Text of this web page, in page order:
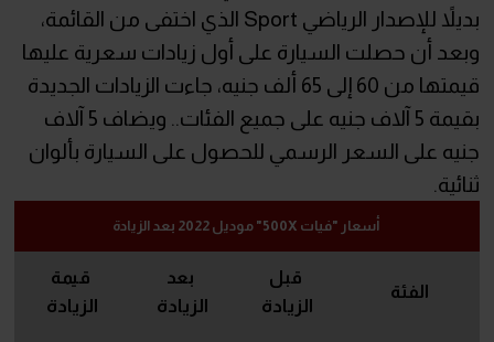
بديلاً للإصدار الرياضي Sport الذي اختفى من القائمة،
وبعد أن حصلت السيارة على أول زيادات سعرية عليها
قيمتها من 60 إلى 65 ألف جنيه، جاءت الزيادات الجديدة
بقيمة 5 آلاف جنيه على جميع الفئات.. ويضاف 5 آلاف
جنيه على السعر الرسمي للحصول على السيارة بألوان
ثنائية.
أسعار "فيات 500X" موديل 2022 بعد الزيادة
الفئة
قبل
الزيادة
بعد
الزيادة
قيمة
الزيادة